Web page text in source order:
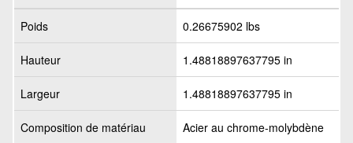
Poids 0.26675902 lbs
Hauteur 1.48818897637795 in
Largeur 1.48818897637795 in
Composition de matériau Acier au chrome-molybdène